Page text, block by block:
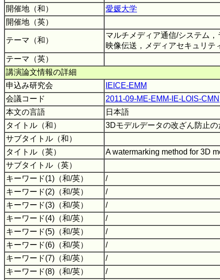
開催地（和）
愛媛大学
開催地（英）
テーマ（和）
マルチメディア通信/システム
映像伝送，メディアセキュリテ
テーマ（英）
講演論文情報の詳細
申込み研究会
IEICE-EMM
会議コード
2011-09-ME-EMM-IE-LOIS-CMN
本文の言語
日本語
タイトル（和）
3Dモデルデータの改ざん防止
サブタイトル（和）
タイトル（英）
A watermarking method for 3D
サブタイトル（英）
キーワード(1)（和/英）
/
キーワード(2)（和/英）
/
キーワード(3)（和/英）
/
キーワード(4)（和/英）
/
キーワード(5)（和/英）
/
キーワード(6)（和/英）
/
キーワード(7)（和/英）
/
キーワード(8)（和/英）
/